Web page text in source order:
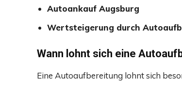
Autoankauf Augsburg
Wertsteigerung durch
Wann lohnt sich eine
Eine Autoaufbereitung lohnt sich